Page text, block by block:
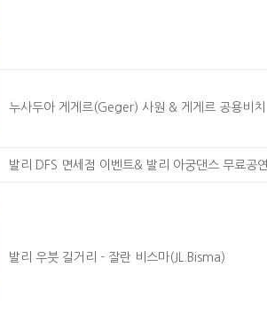
누사두아 게게르(Geger) 사원 & 게게르 공용비치
발리 DFS 면세점 이벤트& 발리 아궁댄스 무료공연
발리 우붓 길거리 - 잘란 비스마(JL.Bisma)